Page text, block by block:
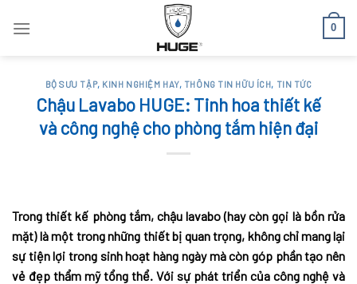
0
BỘ SƯU TẬP, KINH NGHIỆM HAY, THÔNG TIN HỮU ÍCH, TIN TỨC
Chậu Lavabo HUGE: Tinh hoa thiết kế
và công nghệ cho phòng tắm hiện đại
Trong thiết kế phòng tắm, chậu lavabo (hay còn gọi là bồn rửa
mặt) là một trong những thiết bị quan trọng, không chỉ mang lại
sự tiện lợi trong sinh hoạt hàng ngày mà còn góp phần tạo nên
vẻ đẹp thẩm mỹ tổng thể. Với sự phát triển của công nghệ và